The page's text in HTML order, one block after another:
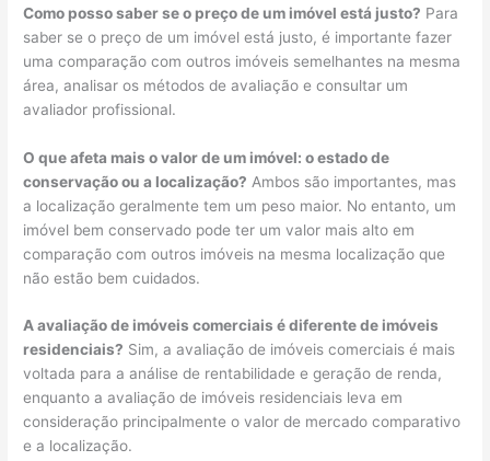
Como posso saber se o preço de um imóvel está justo? Para
saber se o preço de um imóvel está justo, é importante fazer
uma comparação com outros imóveis semelhantes na mesma
área, analisar os métodos de avaliação e consultar um
avaliador profissional.
O que afeta mais o valor de um imóvel: o estado de
conservação ou a localização? Ambos são importantes, mas
a localização geralmente tem um peso maior. No entanto, um
imóvel bem conservado pode ter um valor mais alto em
comparação com outros imóveis na mesma localização que
não estão bem cuidados.
A avaliação de imóveis comerciais é diferente de imóveis
residenciais? Sim, a avaliação de imóveis comerciais é mais
voltada para a análise de rentabilidade e geração de renda,
enquanto a avaliação de imóveis residenciais leva em
consideração principalmente o valor de mercado comparativo
e a localização.